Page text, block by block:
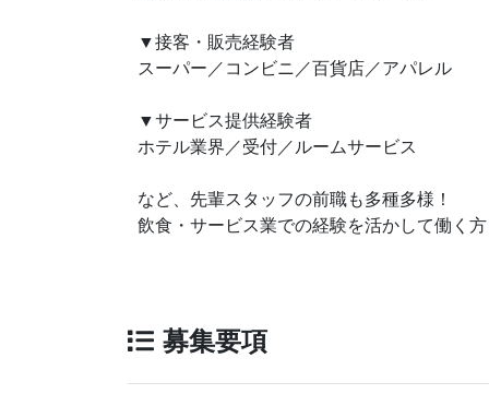
▼接客・販売経験者
スーパー／コンビニ／百貨店／アパレル
▼サービス提供経験者
ホテル業界／受付／ルームサービス
など、先輩スタッフの前職も多種多様！
飲食・サービス業での経験を活かして働く
募集要項